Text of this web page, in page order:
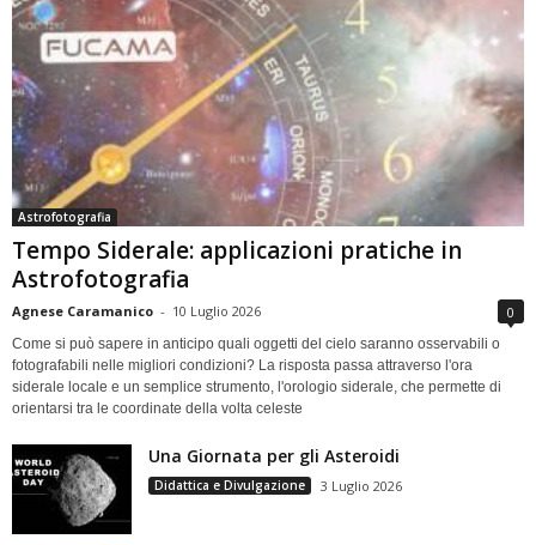
Astrofotografia
Tempo Siderale: applicazioni pratiche in
Astrofotografia
Agnese Caramanico - 10 Luglio 2026 0
Come si può sapere in anticipo quali oggetti del cielo saranno osservabili o
fotografabili nelle migliori condizioni? La risposta passa attraverso l'ora
siderale locale e un semplice strumento, l'orologio siderale, che permette di
orientarsi tra le coordinate della volta celeste
Una Giornata per gli Asteroidi
Didattica e Divulgazione 3 Luglio 2026